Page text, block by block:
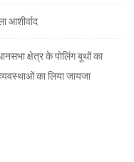
आशीर्वाद
क्षेत्र के पोलिंग बूथों का
का लिया जायजा